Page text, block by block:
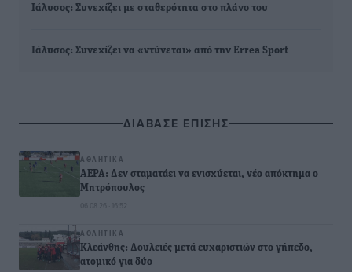
Ιάλυσος: Συνεχίζει με σταθερότητα στο πλάνο του
Ιάλυσος: Συνεχίζει να «ντύνεται» από την Errea Sport
ΔΙΑΒΑΣΕ ΕΠΙΣΗΣ
ΑΘΛΗΤΙΚΆ
ΑΕΡΑ: Δεν σταματάει να ενισχύεται, νέο απόκτημα ο
Μητρόπουλος
06.08.26 · 16:52
ΑΘΛΗΤΙΚΆ
Κλεάνθης: Δουλειές μετά ευχαριστιών στο γήπεδο,
ατομικό για δύο